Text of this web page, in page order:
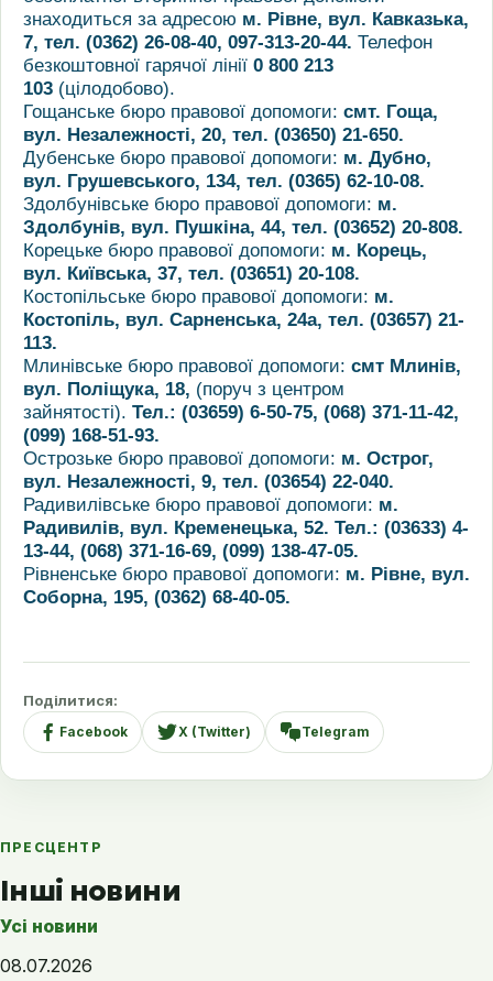
знаходиться за адресою м. Рівне, вул. Кавказька,
7, тел. (0362) 26-08-40, 097-313-20-44. Телефон
безкоштовної гарячої лінії 0 800 213
103 (цілодобово).
Гощанське бюро правової допомоги: смт. Гоща,
вул. Незалежності, 20, тел. (03650) 21-650.
Дубенське бюро правової допомоги: м. Дубно,
вул. Грушевського, 134, тел. (0365) 62-10-08.
Здолбунівське бюро правової допомоги: м.
Здолбунів, вул. Пушкіна, 44, тел. (03652) 20-808.
Корецьке бюро правової допомоги: м. Корець,
вул. Київська, 37, тел. (03651) 20-108.
Костопільське бюро правової допомоги: м.
Костопіль, вул. Сарненська, 24а, тел. (03657) 21-
113.
Млинівське бюро правової допомоги: смт Млинів,
вул. Поліщука, 18, (поруч з центром
зайнятості). Тел.: (03659) 6-50-75, (068) 371-11-42,
(099) 168-51-93.
Острозьке бюро правової допомоги: м. Острог,
вул. Незалежності, 9, тел. (03654) 22-040.
Радивилівське бюро правової допомоги: м.
Радивилів, вул. Кременецька, 52. Тел.: (03633) 4-
13-44, (068) 371-16-69, (099) 138-47-05.
Рівненське бюро правової допомоги: м. Рівне, вул.
Соборна, 195, (0362) 68-40-05.
Поділитися:
Facebook X (Twitter) Telegram
ПРЕСЦЕНТР
Інші новини
Усі новини
08.07.2026